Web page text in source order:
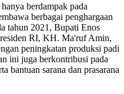
berdampak pada
berbagai penghargaan
tahun 2021, Bupati Enos
RI, KH. Ma'ruf Amin,
peningkatan produksi padi
ini juga berkontribusi pada
bantuan sarana dan prasarana